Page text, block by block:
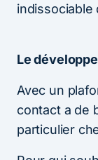
indissociable
Le
Avec un
contact a de
particulier